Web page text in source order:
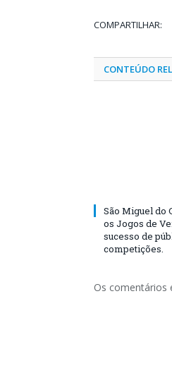
COMPARTILHAR:
CONTEÚDO
São Miguel do
os Jogos de
sucesso de
competições.
Os comentários